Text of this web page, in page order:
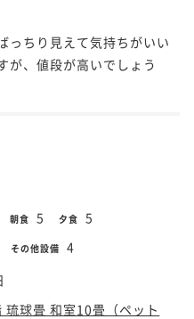
っちり見えて気持ちがいい
が、値段が高いでしょう
朝食 5 夕食 5
その他設備 4
琉球畳 和室10畳（ペット